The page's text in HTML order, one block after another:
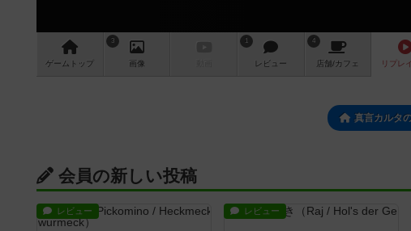
ゲーム トップ
3
画像
1
レビュー
4
店舗/カフェ リプレイ
真言カルタ
会員の新しい投稿
レビュー レビュー